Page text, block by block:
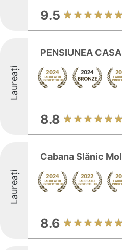
9.5
Laureați
PENSIUNEA
8.8
Laureați
Cabana Slănic
8.6